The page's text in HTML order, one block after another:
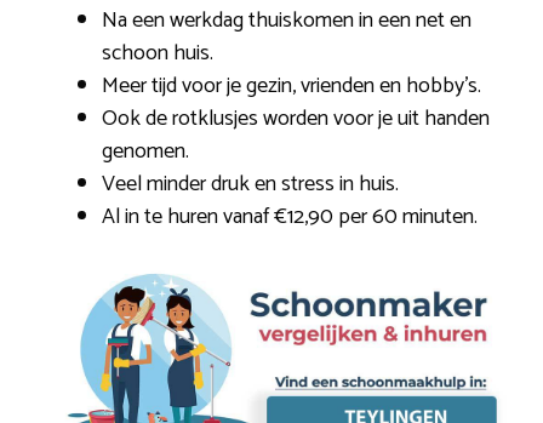
Na een werkdag thuiskomen in een net en
schoon huis.
Meer tijd voor je gezin, vrienden en hobby’s.
Ook de rotklusjes worden voor je uit handen
genomen.
Veel minder druk en stress in huis.
Al in te huren vanaf €12,90 per 60 minuten.